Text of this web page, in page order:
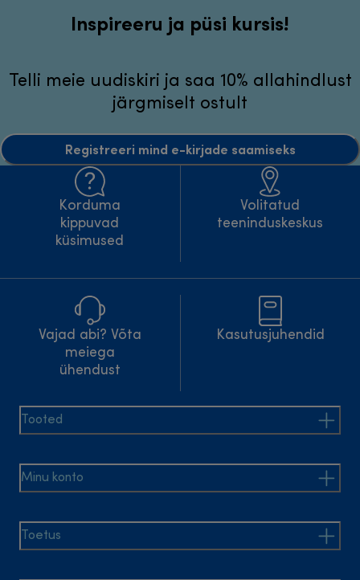
Inspireeru ja püsi kursis!
Telli meie uudiskiri ja saa 10% allahindlust
järgmiselt ostult
Registreeri mind e-kirjade saamiseks
Korduma
kippuvad
küsimused
Volitatud
teeninduskeskus
Vajad abi? Võta
meiega
ühendust
Kasutusjuhendid
Tooted
Minu konto
Toetus